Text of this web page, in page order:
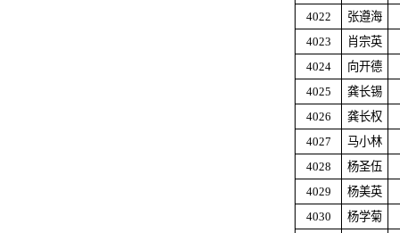
4022
张遵海
4023
肖宗英
4024
向开德
4025
龚长锡
4026
龚长权
4027
马小林
4028
杨圣伍
4029
杨美英
4030
杨学菊